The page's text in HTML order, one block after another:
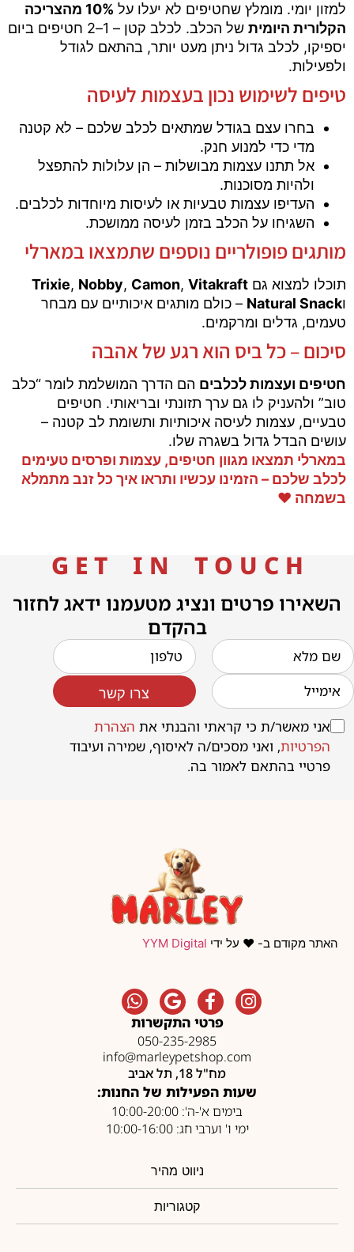
למזון יומי. מומלץ שחטיפים לא יעלו על
10% מהצריכה
הקלורית היומית
של הכלב. לכלב קטן – 1–2 חטיפים ביום
יספיקו, לכלב גדול ניתן מעט יותר, בהתאם לגודל
ולפעילות.
טיפים לשימוש נכון בעצמות לעיסה
בחרו עצם בגודל שמתאים לכלב שלכם – לא קטנה
מדי כדי למנוע חנק.
אל תתנו עצמות מבושלות – הן עלולות להתפצל
ולהיות מסוכנות.
העדיפו עצמות טבעיות או לעיסות מיוחדות לכלבים.
השגיחו על הכלב בזמן לעיסה ממושכת.
מותגים פופולריים נוספים שתמצאו במארלי
תוכלו למצוא גם Trixie, Nobby, Camon, Vitakraft
וNatural Snack – כולם מותגים איכותיים עם מבחר
טעמים, גדלים ומרקמים.
סיכום – כל ביס הוא רגע של אהבה
חטיפים ועצמות לכלבים הם הדרך המושלמת לומר “כלב
טוב” ולהעניק לו גם ערך תזונתי ובריאותי. חטיפים
טבעיים, עצמות לעיסה איכותיות ותשומת לב קטנה –
עושים הבדל גדול בשגרה שלו.
במארלי תמצאו מגוון חטיפים, עצמות ופרסים טעימים
לכלב שלכם – הזמינו עכשיו ותראו איך כל זנב מתמלא
בשמחה ❤️
G E T I N T O U C H
השאירו פרטים ונציג מטעמנו ידאג לחזור
בהקדם
אני מאשר/ת כי קראתי והבנתי את הצהרת
הפרטיות, ואני מסכים/ה לאיסוף, שמירה ועיבוד
פרטיי בהתאם לאמור בה.
צרו קשר
האתר מקודם ב- ❤️ על ידי YYM Digital
פרטי התקשרות
050-235-2985
info@marleypetshop.com
מח"ל 18, תל אביב
שעות הפעילות של החנות:
בימים א'-ה': 10:00-20:00
ימי ו' וערבי חג: 10:00-16:00
ניווט מהיר
קטגוריות